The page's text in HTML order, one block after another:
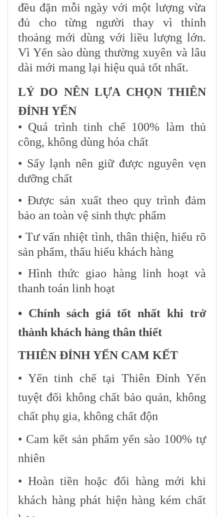
đều đặn mỗi ngày với một lượng vừa
đủ cho từng người thay vì thỉnh
thoảng mới dùng với liều lượng lớn.
Vì Yến sào dùng thường xuyên và lâu
dài mới mang lại hiệu quả tốt nhất.
LÝ DO NÊN LỰA CHỌN THIÊN
ĐỈNH YẾN
• Quá trình tinh chế 100% làm thủ
công, không dùng hóa chất
• Sấy lạnh nên giữ được nguyên vẹn
dưỡng chất
• Được sản xuất theo quy trình đảm
bảo an toàn vệ sinh thực phẩm
• Tư vấn nhiệt tình, thân thiện, hiểu rõ
sản phẩm, thấu hiểu khách hàng
• Hình thức giao hàng linh hoạt và
thanh toán linh hoạt
• Chính sách giá tốt nhất khi trở
thành khách hàng thân thiết
THIÊN ĐỈNH YẾN CAM KẾT
• Yến tinh chế tại Thiên Đỉnh Yến
tuyệt đối không chất bảo quản, không
chất phụ gia, không chất độn
• Cam kết sản phẩm yến sào 100% tự
nhiên
• Hoàn tiền hoặc đổi hàng mới khi
khách hàng phát hiện hàng kém chất